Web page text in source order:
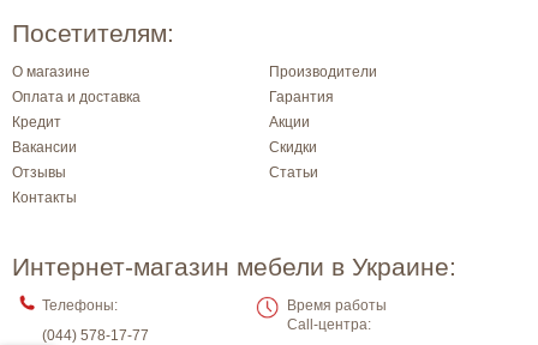
Посетителям:
О магазине
Производители
Оплата и доставка
Гарантия
Кредит
Акции
Вакансии
Скидки
Отзывы
Статьи
Контакты
Интернет-магазин мебели в Украине:
Телефоны:
(044) 578-17-77
Время работы
Call-центра: